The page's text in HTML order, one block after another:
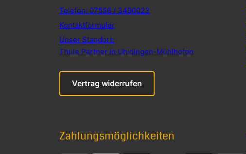
Telefon: 07556 / 3490023
Kontaktformular
Unser Standort:
Thule Partner in Uhldingen-Mühlhofen
Vertrag widerrufen
Zahlungsmöglichkeiten